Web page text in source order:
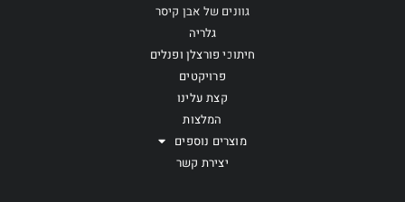
גוונים של אבן קיסר
גלריה
חיתוכי פורצלן ופנלים
פרויקטים
קצת עלינו
המלצות
מוצרים נוספים
יצירת קשר